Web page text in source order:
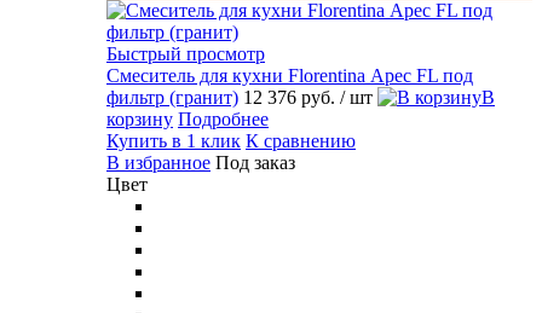
Быстрый просмотр
Смеситель для кухни Florentina Арес FL под
фильтр (гранит) 12 376 руб. / шт
В
корзину Подробнее
Купить в 1 клик К сравнению
В избранное Под заказ
Цвет